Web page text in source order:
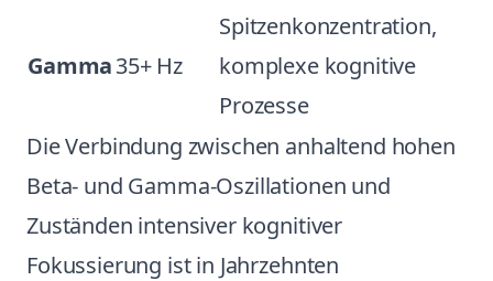
Gamma35+ Hz
Spitzenkonzentration,
komplexe kognitive
Prozesse
Die Verbindung zwischen anhaltend hohen
Beta- und Gamma-Oszillationen und
Zuständen intensiver kognitiver
Fokussierung ist in Jahrzehnten